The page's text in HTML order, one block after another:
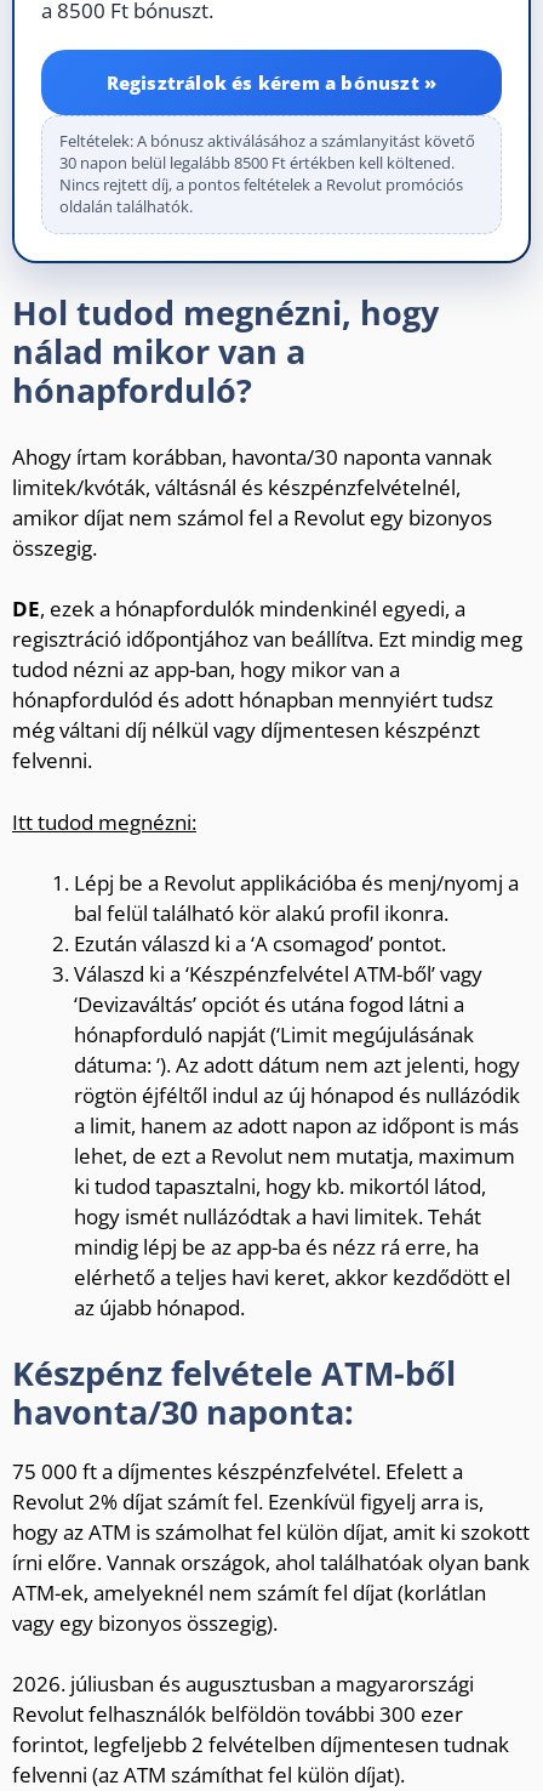
a 8500 Ft bónuszt.
Regisztrálok és kérem a bónuszt »
Feltételek: A bónusz aktiválásához a számlanyitást követő
30 napon belül legalább 8500 Ft értékben kell költened.
Nincs rejtett díj, a pontos feltételek a Revolut promóciós
oldalán találhatók.
Hol tudod megnézni, hogy
nálad mikor van a
hónapforduló?
Ahogy írtam korábban, havonta/30 naponta vannak
limitek/kvóták, váltásnál és készpénzfelvételnél,
amikor díjat nem számol fel a Revolut egy bizonyos
összegig.
DE, ezek a hónapfordulók mindenkinél egyedi, a
regisztráció időpontjához van beállítva. Ezt mindig meg
tudod nézni az app-ban, hogy mikor van a
hónapfordulód és adott hónapban mennyiért tudsz
még váltani díj nélkül vagy díjmentesen készpénzt
felvenni.
Itt tudod megnézni:
Lépj be a Revolut applikációba és menj/nyomj a
bal felül található kör alakú profil ikonra.
Ezután válaszd ki a ‘A csomagod’ pontot.
Válaszd ki a ‘Készpénzfelvétel ATM-ből’ vagy
‘Devizaváltás’ opciót és utána fogod látni a
hónapforduló napját (‘Limit megújulásának
dátuma: ‘). Az adott dátum nem azt jelenti, hogy
rögtön éjféltől indul az új hónapod és nullázódik
a limit, hanem az adott napon az időpont is más
lehet, de ezt a Revolut nem mutatja, maximum
ki tudod tapasztalni, hogy kb. mikortól látod,
hogy ismét nullázódtak a havi limitek. Tehát
mindig lépj be az app-ba és nézz rá erre, ha
elérhető a teljes havi keret, akkor kezdődött el
az újabb hónapod.
Készpénz felvétele ATM-ből
havonta/30 naponta:
75 000 ft a díjmentes készpénzfelvétel. Efelett a
Revolut 2% díjat számít fel. Ezenkívül figyelj arra is,
hogy az ATM is számolhat fel külön díjat, amit ki szokott
írni előre. Vannak országok, ahol találhatóak olyan bank
ATM-ek, amelyeknél nem számít fel díjat (korlátlan
vagy egy bizonyos összegig).
2026. júliusban és augusztusban a magyarországi
Revolut felhasználók belföldön további 300 ezer
forintot, legfeljebb 2 felvételben díjmentesen tudnak
felvenni (az ATM számíthat fel külön díjat).